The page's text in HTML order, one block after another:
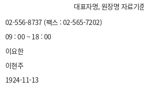
대표자명, 원장명 자료기
02-556-8737 (팩스 : 02-565-7202)
09 : 00 ~ 18 : 00
이요한
이현주
1924-11-13